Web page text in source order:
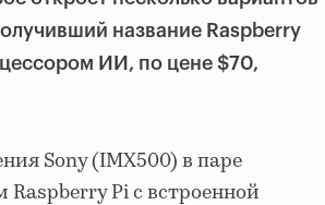
название Raspberry
ИИ, по цене $70,
Sony (IMX500) в паре
Pi с встроенной